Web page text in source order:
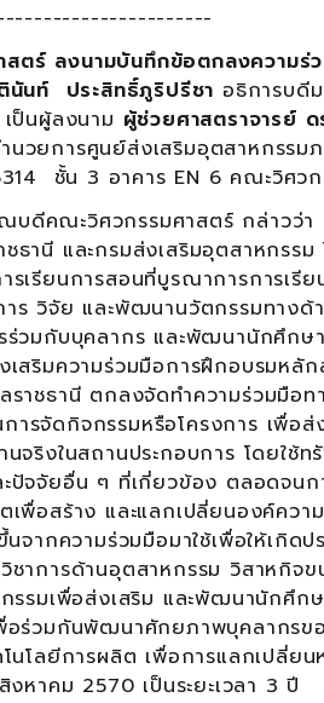
ตร์ ลงนามบันทึกข้อตกลงความร่
นันท์ ประสิทธิ์ภูริปรีชา อธิการบดี
ป็นผู้ลงนาม ผู้ช่วยศาสตราจารย์
นวยการศูนย์ส่งเสริมอุตสาหกรรม
ชั้น 3 อาคาร EN 6 คณะวิศว
บดีคณะวิศวกรรมศาสตร์ กล่าวว่า
านี และกรมส่งเสริมอุตสาหกรร
เรียนการสอนที่บูรณาการการเรีย
ร วิจัย และพัฒนานวัตกรรมทางด้า
วมกับบุคลากร และพัฒนานักศึกษา
สริมความร่วมมือการฝึกอบรมหลัก
าชธานี ตกลงจัดทำความร่วมมือท
รจัดกิจกรรมหรือโครงการ เพื่อ
จริงในสถานประกอบการ โดยใช้
จัยอื่น ๆ ที่เกี่ยวข้อง ตลอดจนกา
พื่อสร้าง และแลกเปลี่ยนองค์ควา
จากความร่วมมือมาใช้เพื่อให้เกิด
าการด้านอุตสาหกรรม วิสาหกิจ
รรมเพื่อส่งเสริม และพัฒนานักศึกษ
อร่วมกันพัฒนาศักยภาพบุคลากรข
นโลยีการผลิต เพื่อการแลกเปลี่ย
าคม 2570 เป็นระยะเวลา 3 ปี